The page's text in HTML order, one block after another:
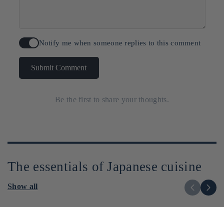
Notify me when someone replies to this comment
Submit Comment
Be the first to share your thoughts.
The essentials of Japanese cuisine
Show all